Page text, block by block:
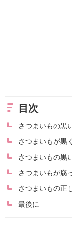
目次
さつまいもの黒
さつまいもが黒
さつまいもの黒
さつまいもが腐
さつまいもの正
最後に